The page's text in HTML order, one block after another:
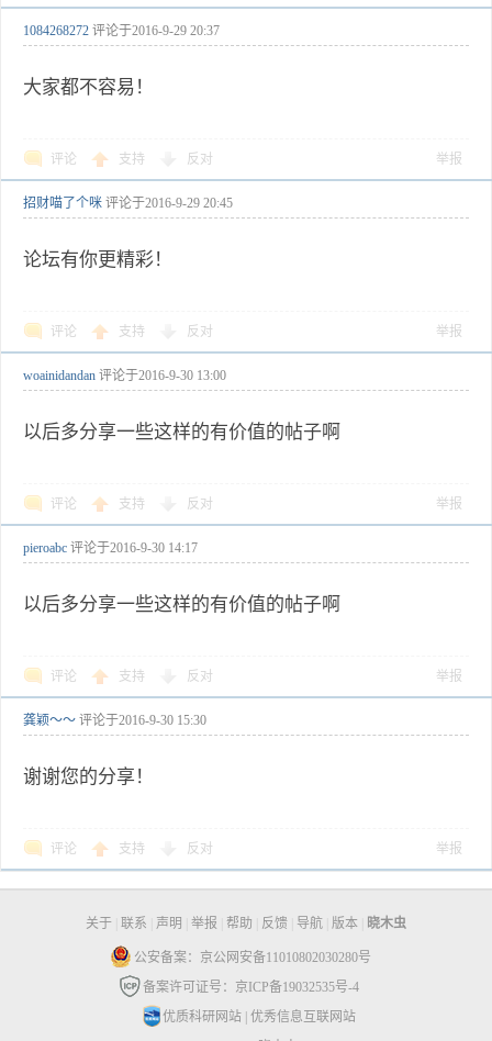
1084268272 评论于2016-9-29 20:37
大家都不容易！
评论 支持 反对 举报
招财喵了个咪 评论于2016-9-29 20:45
论坛有你更精彩！
评论 支持 反对 举报
woainidandan 评论于2016-9-30 13:00
以后多分享一些这样的有价值的帖子啊
评论 支持 反对 举报
pieroabc 评论于2016-9-30 14:17
以后多分享一些这样的有价值的帖子啊
评论 支持 反对 举报
龚颖～～ 评论于2016-9-30 15:30
谢谢您的分享！
评论 支持 反对 举报
关于 联系 声明 举报 帮助 反馈 导航 版本 晓木虫
公安备案：京公网安备11010802030280号
备案许可证号：京ICP备19032535号-4
优质科研网站| 优秀信息互联网站